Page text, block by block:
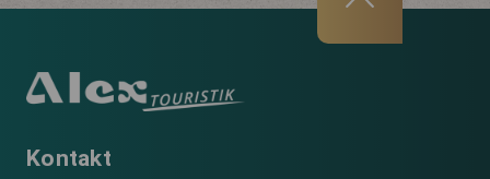
Kontakt